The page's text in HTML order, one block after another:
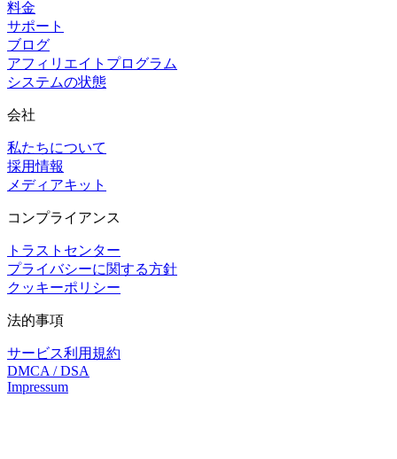
料金
サポート
ブログ
アフィリエイトプログラム
システムの状態
会社
私たちについて
採用情報
メディアキット
コンプライアンス
トラストセンター
プライバシーに関する方針
クッキーポリシー
法的事項
サービス利用規約
DMCA / DSA
Impressum